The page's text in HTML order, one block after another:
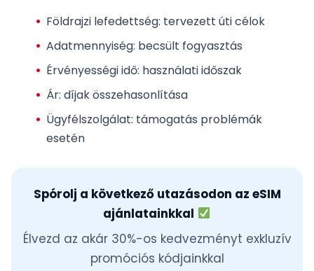
Földrajzi lefedettség: tervezett úti célok
Adatmennyiség: becsült fogyasztás
Érvényességi idő: használati időszak
Ár: díjak összehasonlítása
Ügyfélszolgálat: támogatás problémák
esetén
Spórolj a következő utazásodon az eSIM
ajánlatainkkal
Élvezd az akár 30%-os kedvezményt exkluzív
promóciós kódjainkkal